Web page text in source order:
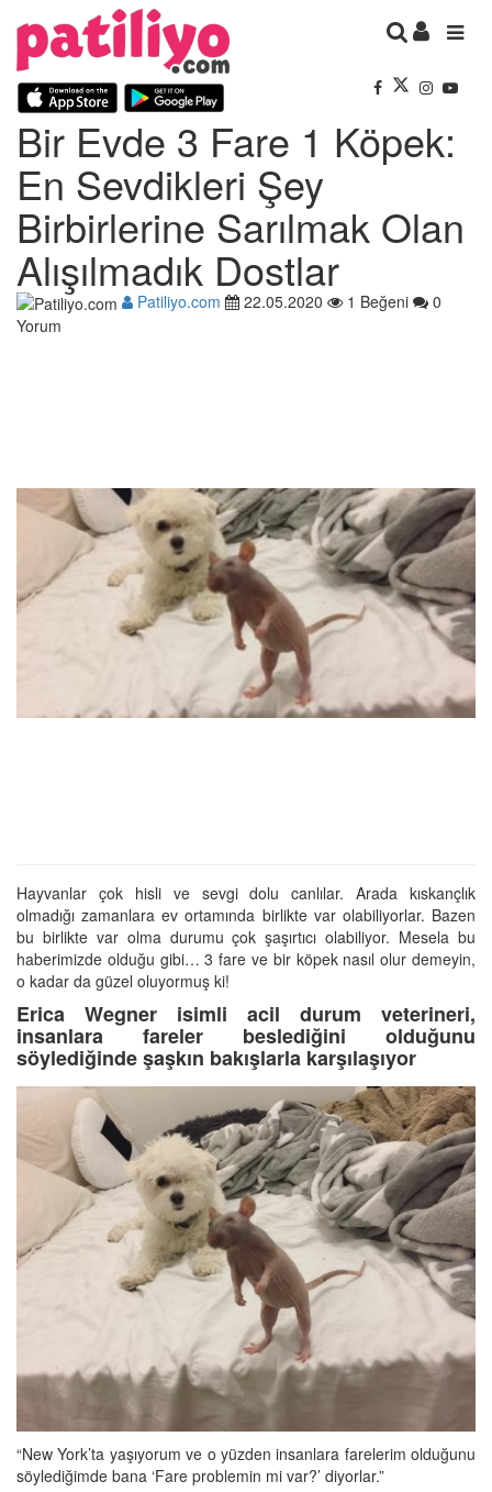
Bir Evde 3 Fare 1 Köpek:
En Sevdikleri Şey
Birbirlerine Sarılmak Olan
Alışılmadık Dostlar
Patiliyo.com 22.05.2020 1 Beğeni
0
Yorum
Hayvanlar çok hisli ve sevgi dolu canlılar. Arada kıskançlık
olmadığı zamanlara ev ortamında birlikte var olabiliyorlar. Bazen
bu birlikte var olma durumu çok şaşırtıcı olabiliyor. Mesela bu
haberimizde olduğu gibi… 3 fare ve bir köpek nasıl olur demeyin,
o kadar da güzel oluyormuş ki!
Erica Wegner isimli acil durum veterineri,
insanlara fareler beslediğini olduğunu
söylediğinde şaşkın bakışlarla karşılaşıyor
“New York’ta yaşıyorum ve o yüzden insanlara farelerim olduğunu
söylediğimde bana ‘Fare problemin mi var?’ diyorlar.”